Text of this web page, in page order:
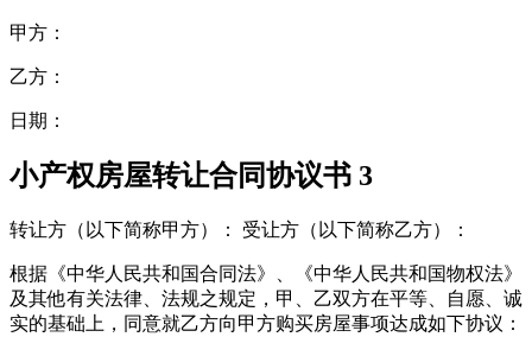
甲方：
乙方：
日期：
小产权房屋转让合同协议书 3
转让方（以下简称甲方）： 受让方（以下简称乙方）：
根据《中华人民共和国合同法》、《中华人民共和国物权法》
及其他有关法律、法规之规定，甲、乙双方在平等、自愿、诚
实的基础上，同意就乙方向甲方购买房屋事项达成如下协议：